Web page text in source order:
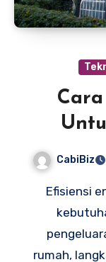
CabiBiz
Efisiensi
rumah,